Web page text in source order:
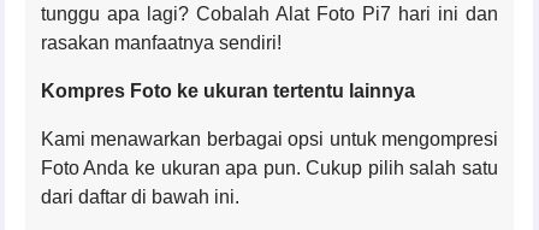
tunggu apa lagi? Cobalah Alat Foto Pi7 hari ini dan
rasakan manfaatnya sendiri!
Kompres Foto ke ukuran tertentu lainnya
Kami menawarkan berbagai opsi untuk mengompresi
Foto Anda ke ukuran apa pun. Cukup pilih salah satu
dari daftar di bawah ini.